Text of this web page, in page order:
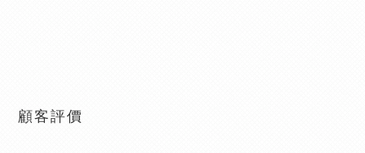
顧客評價